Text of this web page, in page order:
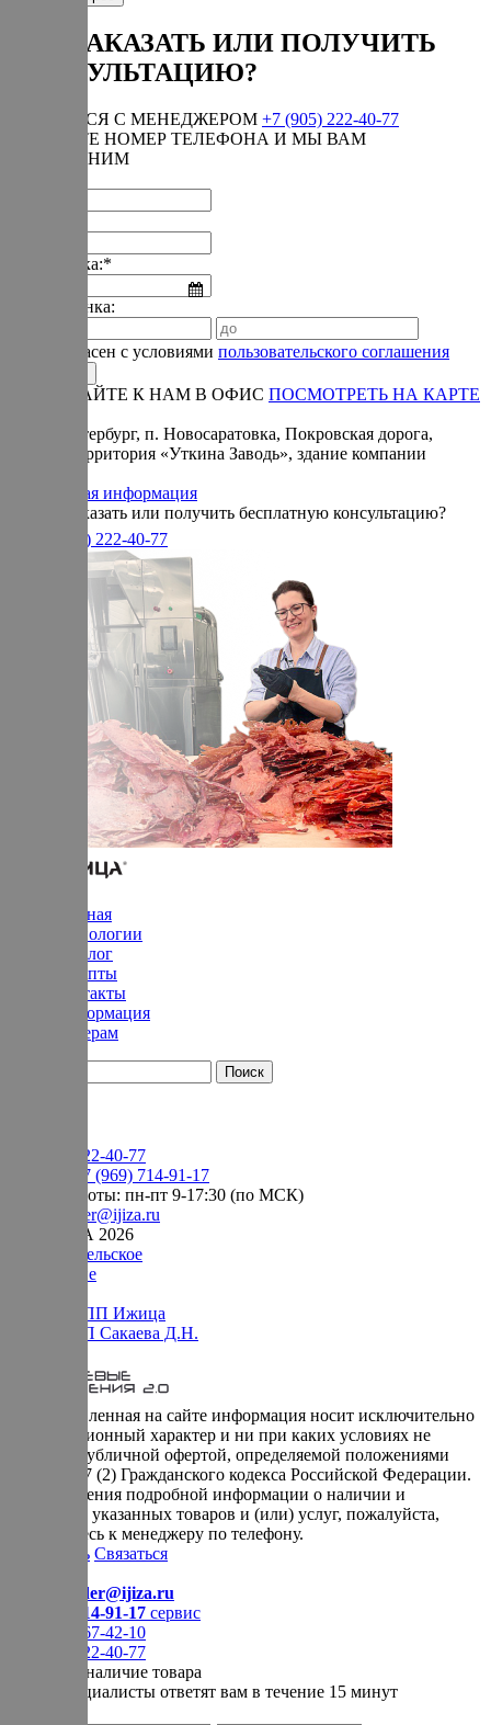
КАК ЗАКАЗАТЬ ИЛИ ПОЛУЧИТЬ
КОНСУЛЬТАЦИЮ?
СВЯЗАТЬСЯ С МЕНЕДЖЕРОМ +7 (905) 222-40-77
ОСТАВЬТЕ НОМЕР ТЕЛЕФОНА И МЫ ВАМ
ПЕРЕЗВОНИМ
Дата звонка:*
Время звонка:
Я согласен с условиями пользовательского соглашения
ПРИЕЗЖАЙТЕ К НАМ В ОФИС ПОСМОТРЕТЬ НА КАРТЕ
Санкт-Петербург, п. Новосаратовка, Покровская дорога,
частная территория «Уткина Заводь», здание компании
Справочная информация
Хотите заказать или получить бесплатную консультацию?
+7(905) 222-40-77
Главная
Технологии
Каталог
Рецепты
Контакты
Информация
Дилерам
+7 (905) 222-40-77
+7 (969) 714-91-17
режим работы: пн-пт 9-17:30 (по МСК)
order@ijiza.ru
© ИЖИЦА 2026
Пользовательское
соглашение
Оферта НПП Ижица
Оферта ИП Сакаева Д.Н.
* представленная на сайте информация носит исключительно
информационный характер и ни при каких условиях не
является публичной офертой, определяемой положениями
Статьи 437 (2) Гражданского кодекса Российской Федерации.
Для получения подробной информации о наличии и
стоимости указанных товаров и (или) услуг, пожалуйста,
обращайтесь к менеджеру по телефону.
Позвонить Связаться
order@ijiza.ru
+7 (969) 714-91-17 cервис
+7 (812) 467-42-10
+7 (905) 222-40-77
Уточнить наличие товара
Наши специалисты ответят вам в течение 15 минут